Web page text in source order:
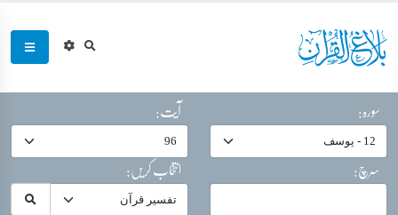
سورہ:
آیت:
سرچ:
انتخاب کریں: